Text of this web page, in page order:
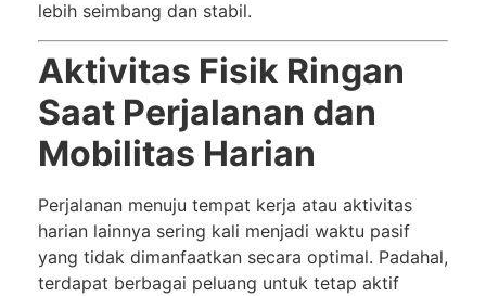
lebih seimbang dan stabil.
Aktivitas Fisik Ringan
Saat Perjalanan dan
Mobilitas Harian
Perjalanan menuju tempat kerja atau aktivitas
harian lainnya sering kali menjadi waktu pasif
yang tidak dimanfaatkan secara optimal. Padahal,
terdapat berbagai peluang untuk tetap aktif